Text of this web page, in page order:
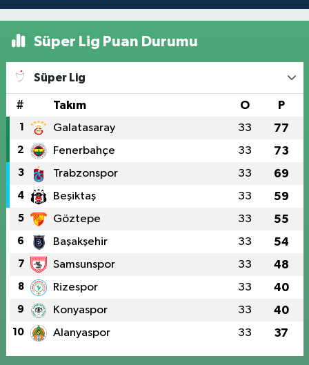
Süper Lig Puan Durumu
Süper Lig
# Takım O P
1 Galatasaray 33 77
2 Fenerbahçe 33 73
3 Trabzonspor 33 69
4 Beşiktaş 33 59
5 Göztepe 33 55
6 Başakşehir 33 54
7 Samsunspor 33 48
8 Rizespor 33 40
9 Konyaspor 33 40
10 Alanyaspor 33 37